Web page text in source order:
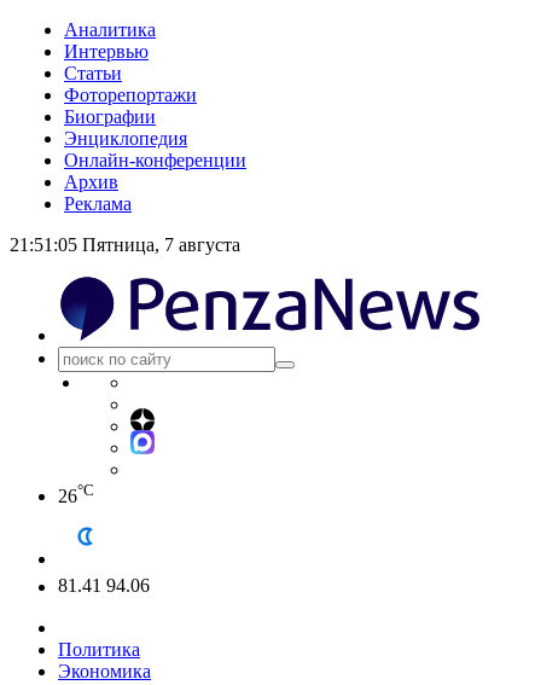
Аналитика
Интервью
Статьи
Фоторепортажи
Биографии
Энциклопедия
Онлайн-конференции
Архив
Реклама
21:51:05 Пятница, 7 августа
26°C
81.41 94.06
Политика
Экономика